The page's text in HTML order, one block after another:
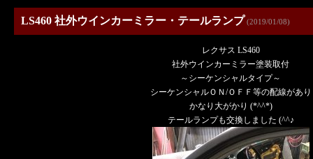
LS460 社外ウインカーミラー・テールランプ (2019/01/08)
レクサス LS460
社外ウインカーミラー塗装取付
～シーケンシャルタイプ～
シーケンシャルＯＮ/ＯＦＦ等の配線があり
かなり大がかり (*^^*)
テールランプも交換しました (^^♪